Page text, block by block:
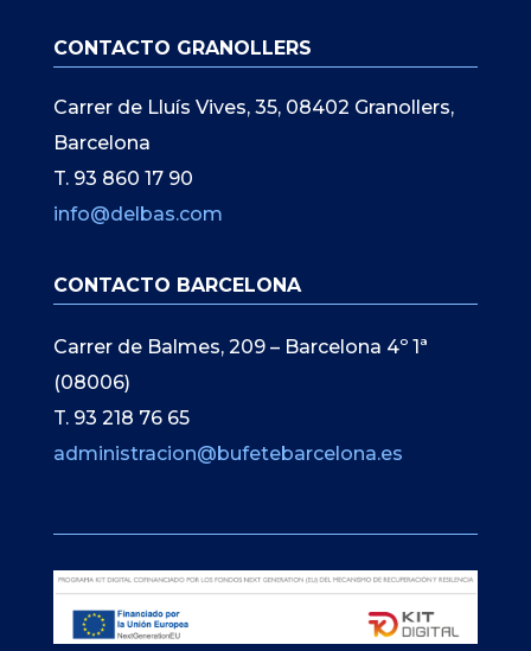
CONTACTO GRANOLLERS
Carrer de Lluís Vives, 35, 08402 Granollers,
Barcelona
T. 93 860 17 90
info@delbas.com
CONTACTO BARCELONA
Carrer de Balmes, 209 – Barcelona 4º 1ª
(08006)
T. 93 218 76 65
administracion@bufetebarcelona.es